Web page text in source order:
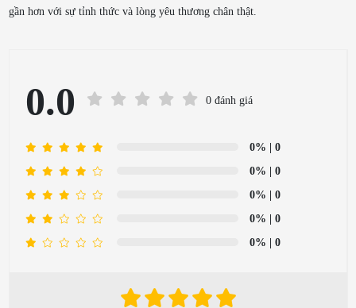
gần hơn với sự tỉnh thức và lòng yêu thương chân thật.
0.0 0 đánh giá
0% | 0
0% | 0
0% | 0
0% | 0
0% | 0